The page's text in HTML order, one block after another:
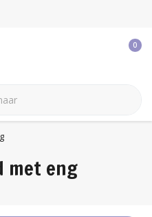
0
met eng